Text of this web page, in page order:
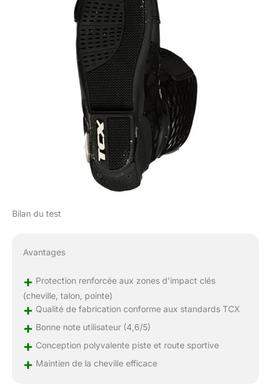
Bilan du test
Avantages
+ Protection renforcée aux zones d’impact clés
(cheville, talon, pointe)
+ Qualité de fabrication conforme aux standards TCX
+ Bonne note utilisateur (4,6/5)
+ Conception polyvalente piste et route sportive
+ Maintien de la cheville efficace